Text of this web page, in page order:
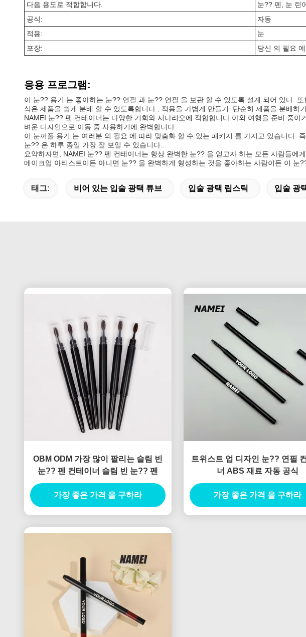
다음 용도로 적합합니다.
눈?? 펜, 눈 린
공식:
자동
적용:
눈
포장:
당신 의 필요
응용 프로그램:
이 눈?? 용기 는 좋아하는 눈?? 연필 과 눈?? 연필 을 보관 할 수 있도록 설계 되어 있다.
식은 제품을 쉽게 분배 할 수 있도록합니다., 적용을 가볍게 만들기. 단순히 제품을 분배하
NAMEI 눈?? 펜 컨테이너는 다양한 기회와 시나리오에 적합합니다.야외 여행을 준비 중
벼운 디자인으로 이동 중 사용하기에 완벽합니다.
이 눈꺼풀 용기 는 여러분 의 필요 에 따라 맞춤화 할 수 있는 패키지 를 가지고 있습니다.
눈?? 은 하루 종일 가장 잘 보일 수 있습니다..
요약하자면, NAMEI 눈?? 펜 컨테이너는 항상 완벽한 눈?? 을 얻고자 하는 모든 사람들
메이크업 아티스트이든 아니면 눈?? 을 완벽하게 형성하는 것을 좋아하는 사람이든 이 눈
태그: 비어 있는 입술 광택 튜브 입술 광택 립스틱 입술 광
OBM ODM 가장 많이 팔리는 슬림 빈
눈?? 펜 컨테이너 슬림 빈 눈?? 펜
가장 좋은 가격 을 구하라
트위스트 업 디자인 눈?? 연필
너 ABS 재료 자동 공식
가장 좋은 가격 을 구하라